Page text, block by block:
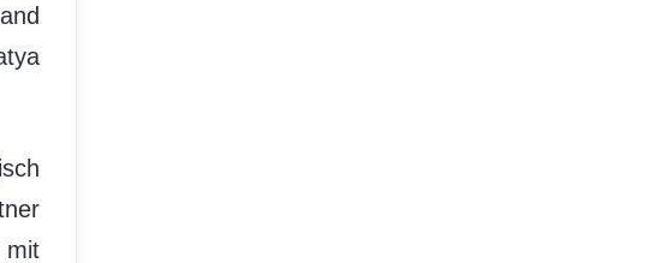
mit